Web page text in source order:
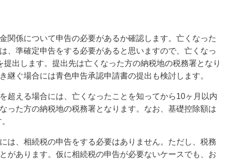
関係について申告の必要があるか確認します。亡くなった
、準確定申告をする必要があると思いますので、亡くなっ
出します。提出先は亡くなった方の納税地の税務署となり
継ぐ場合には青色申告承認申請書の提出も検討します。
超える場合には、亡くなったことを知ってから10ヶ月以内
った方の納税地の税務署となります。なお、基礎控除額は
は、相続税の申告をする必要はありません。ただし、税務
があります。仮に相続税の申告が必要ないケースでも、お